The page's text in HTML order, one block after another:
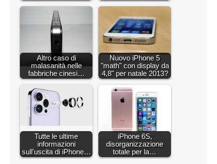
Altro caso di
malasanità nelle
fabbriche cinesi…
Nuovo iPhone 5
"math" con display da
4,8" per natale 2013?
Tutte le ultime
informazioni
sull'uscita di iPhone…
iPhone 6S,
disorganizzazione
totale per la…